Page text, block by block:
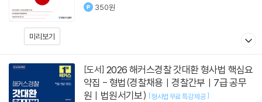
미리보기
350원
[도서]
약집 - 형법(경찰채용ㅣ경찰간부ㅣ7급 공무
원ㅣ법원서기보) [형사법 무료 특강 제공]